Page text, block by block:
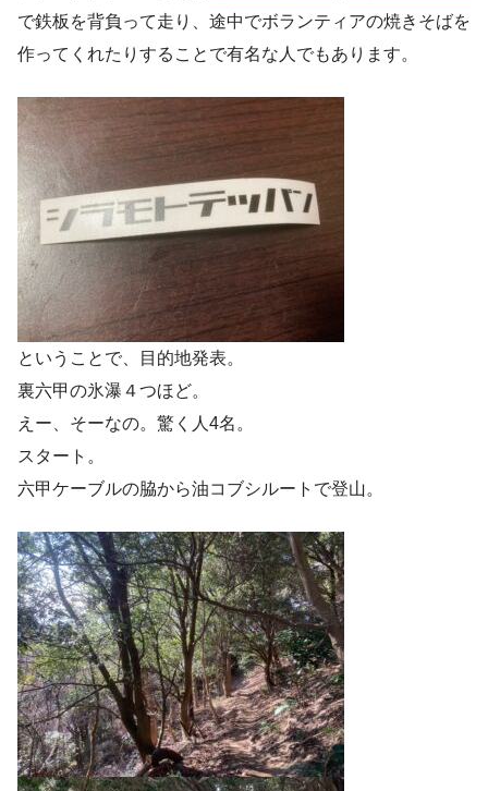
で鉄板を背負って走り、途中でボランティアの焼きそばを
作ってくれたりすることで有名な人でもあります。
ということで、目的地発表。
裏六甲の氷瀑４つほど。
えー、そーなの。驚く人4名。
スタート。
六甲ケーブルの脇から油コブシルートで登山。